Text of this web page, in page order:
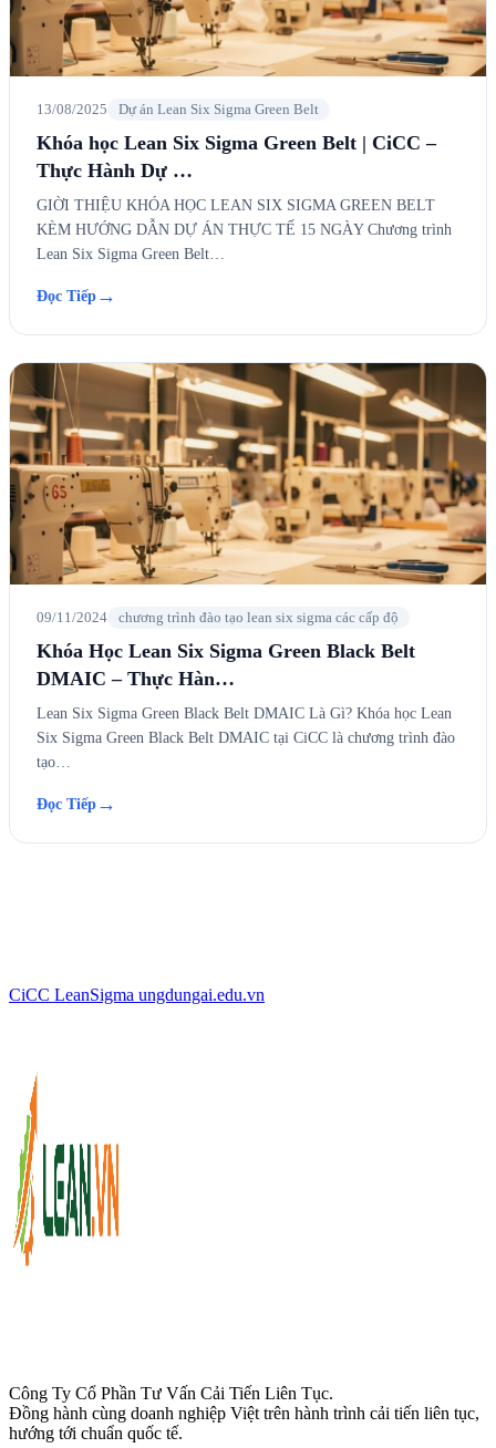
13/08/2025 Dự án Lean Six Sigma Green Belt
Khóa học Lean Six Sigma Green Belt | CiCC –
Thực Hành Dự …
GIỜI THIỆU KHÓA HỌC LEAN SIX SIGMA GREEN BELT
KÈM HƯỚNG DẪN DỰ ÁN THỰC TẾ 15 NGÀY Chương trình
Lean Six Sigma Green Belt…
Đọc Tiếp →
09/11/2024 chương trình đào tạo lean six sigma các cấp độ
Khóa Học Lean Six Sigma Green Black Belt
DMAIC – Thực Hàn…
Lean Six Sigma Green Black Belt DMAIC Là Gì? Khóa học Lean
Six Sigma Green Black Belt DMAIC tại CiCC là chương trình đào
tạo…
Đọc Tiếp →
CiCC LeanSigma ungdungai.edu.vn
Công Ty Cổ Phần Tư Vấn Cải Tiến Liên Tục.
Đồng hành cùng doanh nghiệp Việt trên hành trình cải tiến liên tục,
hướng tới chuẩn quốc tế.